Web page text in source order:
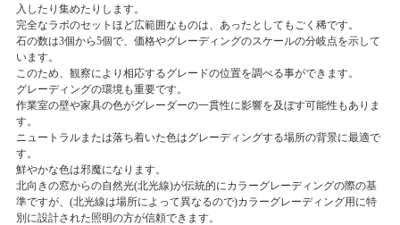
入したり集めたりします。
完全なラボのセットほど広範囲なものは、あったとしてもごく稀です。
石の数は3個から5個で、価格やグレーディングのスケールの分岐点を示して
います。
このため、観察により相応するグレードの位置を調べる事ができます。
グレーディングの環境も重要です。
作業室の壁や家具の色がグレーダーの一貫性に影響を及ぼす可能性もありま
す。
ニュートラルまたは落ち着いた色はグレーディングする場所の背景に最適で
す。
鮮やかな色は邪魔になります。
北向きの窓からの自然光(北光線)が伝統的にカラーグレーディングの際の基
準ですが、(北光線は場所によって異なるので)カラーグレーディング用に特
別に設計された照明の方が信頼できます。